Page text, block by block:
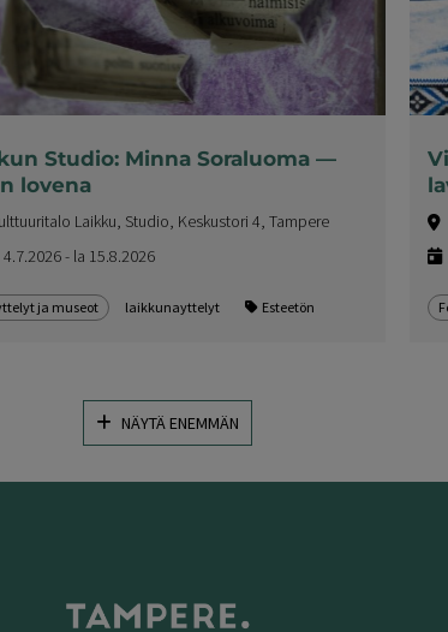
Studio: Minna Soraluoma —
lovena
Laikku, Studio, Keskustori 4, Tampere
4.7.2026 - la 15.8.2026
ja museot laikkunayttelyt Esteetön
NÄYTÄ ENEMMÄN